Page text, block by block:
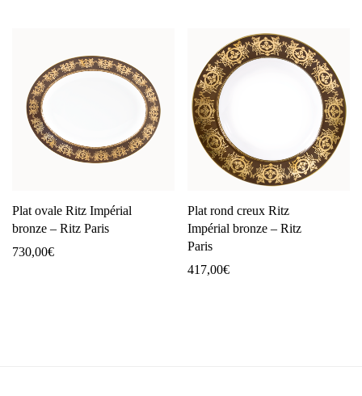
Plat ovale Ritz Impérial
bronze – Ritz Paris
730,00€
Plat rond creux Ritz
Impérial bronze – Ritz
Paris
417,00€